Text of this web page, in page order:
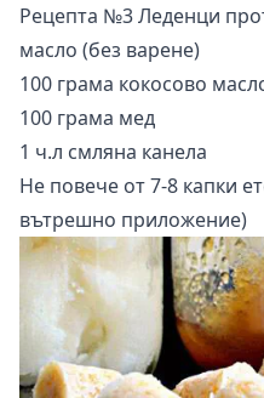
Рецепта №3 Леденци
масло (без варене)
100 грама кокосово
100 грама мед
1 ч.л смляна канела
Не повече от 7-8 капки
вътрешно приложение)